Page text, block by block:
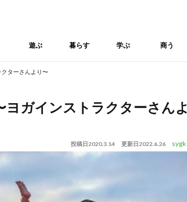
遊ぶ 暮らす 学ぶ 商う
ターさんより〜
ガインストラクターさんよ
投稿日2020.3.14 更新日2022.6.26 sygk